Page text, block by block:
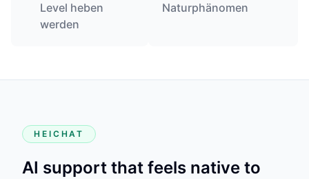
Level heben
werden
Naturphänomen
HEICHAT
AI support that feels native to